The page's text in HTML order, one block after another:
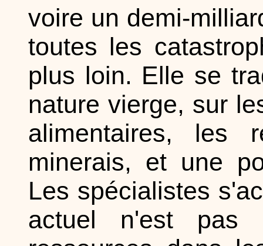
voire un demi-
toutes les
plus loin. Elle se
nature vierge, sur
alimentaires, les
minerais, et une
Les spécialistes
actuel n'est pas